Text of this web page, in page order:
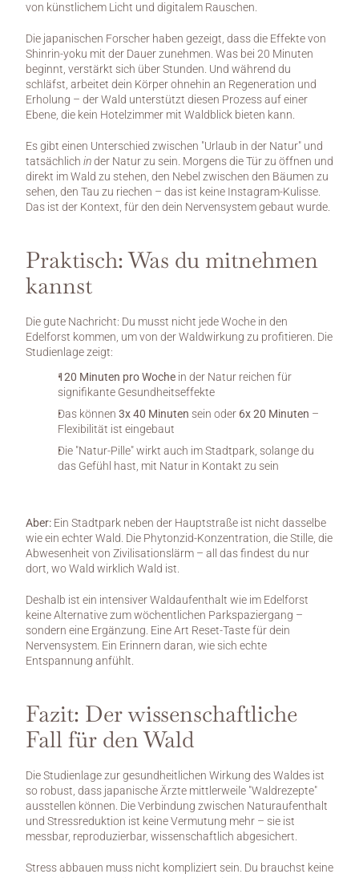
von künstlichem Licht und digitalem Rauschen.
Die japanischen Forscher haben gezeigt, dass die Effekte von
Shinrin-yoku mit der Dauer zunehmen. Was bei 20 Minuten
beginnt, verstärkt sich über Stunden. Und während du
schläfst, arbeitet dein Körper ohnehin an Regeneration und
Erholung – der Wald unterstützt diesen Prozess auf einer
Ebene, die kein Hotelzimmer mit Waldblick bieten kann.
Es gibt einen Unterschied zwischen "Urlaub in der Natur" und
tatsächlich in der Natur zu sein. Morgens die Tür zu öffnen und
direkt im Wald zu stehen, den Nebel zwischen den Bäumen zu
sehen, den Tau zu riechen – das ist keine Instagram-Kulisse.
Das ist der Kontext, für den dein Nervensystem gebaut wurde.
Praktisch: Was du mitnehmen
kannst
Die gute Nachricht: Du musst nicht jede Woche in den
Edelforst kommen, um von der Waldwirkung zu profitieren. Die
Studienlage zeigt:
120 Minuten pro Woche in der Natur reichen für
signifikante Gesundheitseffekte
Das können 3x 40 Minuten sein oder 6x 20 Minuten –
Flexibilität ist eingebaut
Die "Natur-Pille" wirkt auch im Stadtpark, solange du
das Gefühl hast, mit Natur in Kontakt zu sein
Aber: Ein Stadtpark neben der Hauptstraße ist nicht dasselbe
wie ein echter Wald. Die Phytonzid-Konzentration, die Stille, die
Abwesenheit von Zivilisationslärm – all das findest du nur
dort, wo Wald wirklich Wald ist.
Deshalb ist ein intensiver Waldaufenthalt wie im Edelforst
keine Alternative zum wöchentlichen Parkspaziergang –
sondern eine Ergänzung. Eine Art Reset-Taste für dein
Nervensystem. Ein Erinnern daran, wie sich echte
Entspannung anfühlt.
Fazit: Der wissenschaftliche
Fall für den Wald
Die Studienlage zur gesundheitlichen Wirkung des Waldes ist
so robust, dass japanische Ärzte mittlerweile "Waldrezepte"
ausstellen können. Die Verbindung zwischen Naturaufenthalt
und Stressreduktion ist keine Vermutung mehr – sie ist
messbar, reproduzierbar, wissenschaftlich abgesichert.
Stress abbauen muss nicht kompliziert sein. Du brauchst keine